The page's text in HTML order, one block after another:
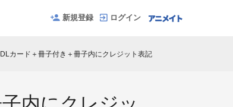
新規登録 ログイン
カード＋冊子付き＋冊子内にクレジット表記